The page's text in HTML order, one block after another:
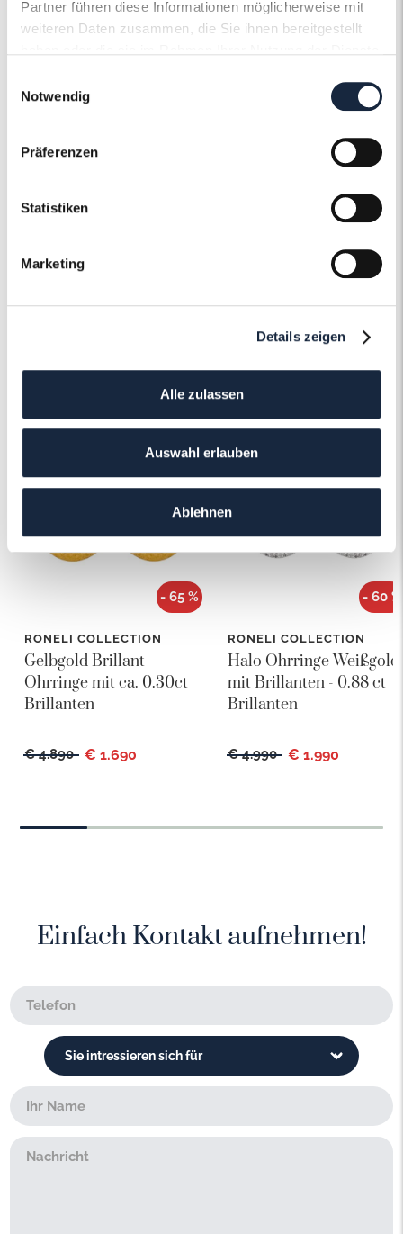
Partner führen diese Informationen möglicherweise mit
weiteren Daten zusammen, die Sie ihnen bereitgestellt
Notwendig
Präferenzen
Statistiken
Marketing
Details zeigen
Alle zulassen
Auswahl erlauben
Ablehnen
Schmuckervice
Erfahren Sie mehr über unseren
Mehr erfahren
Das könnte Ihnen auch gefallen!
- 65 %
RONELI COLLECTION
Gelbgold Brillant
Ohrringe mit ca. 0.30ct
Brillanten
€ 4.890 € 1.690
- 60 %
RONELI COLLECTION
Halo Ohrringe Weißgold
mit Brillanten - 0.88 ct
Brillanten
€ 4.990 € 1.990
Einfach Kontakt aufnehmen!